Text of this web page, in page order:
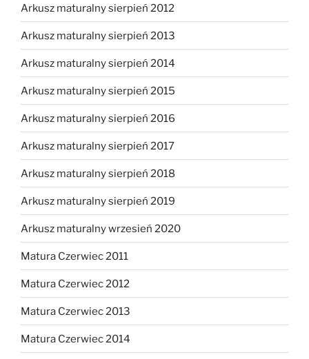
Arkusz maturalny sierpień 2012
Arkusz maturalny sierpień 2013
Arkusz maturalny sierpień 2014
Arkusz maturalny sierpień 2015
Arkusz maturalny sierpień 2016
Arkusz maturalny sierpień 2017
Arkusz maturalny sierpień 2018
Arkusz maturalny sierpień 2019
Arkusz maturalny wrzesień 2020
Matura Czerwiec 2011
Matura Czerwiec 2012
Matura Czerwiec 2013
Matura Czerwiec 2014